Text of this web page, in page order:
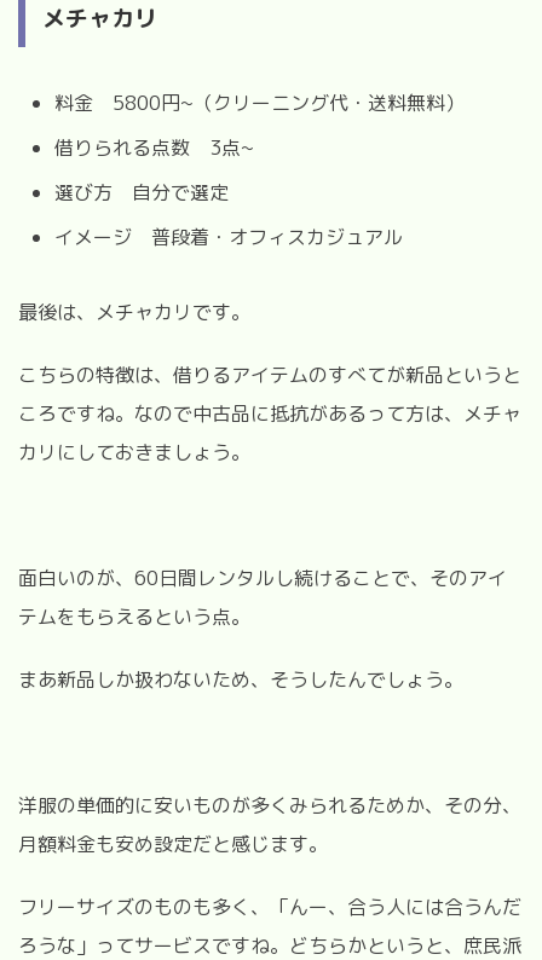
メチャカリ
料金 5800円~（クリーニング代・送料無料）
借りられる点数 3点~
選び方 自分で選定
イメージ 普段着・オフィスカジュアル
最後は、メチャカリです。
こちらの特徴は、借りるアイテムのすべてが新品というと
ころですね。なので中古品に抵抗があるって方は、メチャ
カリにしておきましょう。
面白いのが、60日間レンタルし続けることで、そのアイ
テムをもらえるという点。
まあ新品しか扱わないため、そうしたんでしょう。
洋服の単価的に安いものが多くみられるためか、その分、
月額料金も安め設定だと感じます。
フリーサイズのものも多く、「んー、合う人には合うんだ
ろうな」ってサービスですね。どちらかというと、庶民派